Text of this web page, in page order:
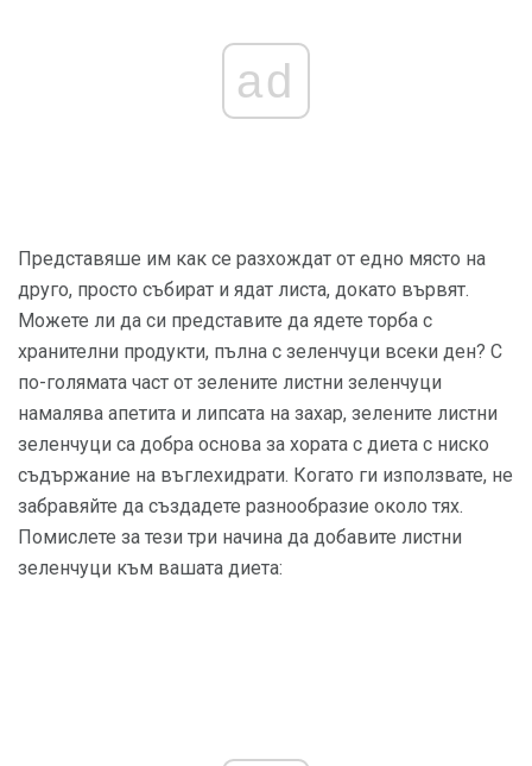
ad
Представяше им как се разхождат от едно място на
друго, просто събират и ядат листа, докато вървят.
Можете ли да си представите да ядете торба с
хранителни продукти, пълна с зеленчуци всеки ден? С
по-голямата част от зелените листни зеленчуци
намалява апетита и липсата на захар, зелените листни
зеленчуци са добра основа за хората с диета с ниско
съдържание на въглехидрати. Когато ги използвате, не
забравяйте да създадете разнообразие около тях.
Помислете за тези три начина да добавите листни
зеленчуци към вашата диета: